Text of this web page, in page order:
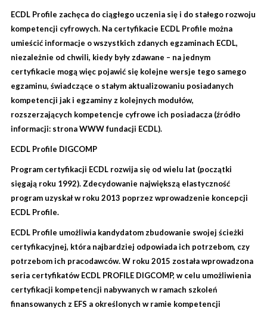
ECDL Profile zachęca do ciągłego uczenia się i do stałego rozwoju
kompetencji cyfrowych. Na certyfikacie ECDL Profile można
umieścić informacje o wszystkich zdanych egzaminach ECDL,
niezależnie od chwili, kiedy były zdawane – na jednym
certyfikacie mogą więc pojawić się kolejne wersje tego samego
egzaminu, świadczące o stałym aktualizowaniu posiadanych
kompetencji jak i egzaminy z kolejnych modułów,
rozszerzających kompetencje cyfrowe ich posiadacza (źródło
informacji: strona WWW fundacji ECDL).
ECDL Profile DIGCOMP
Program certyfikacji ECDL rozwija się od wielu lat (początki
sięgają roku 1992). Zdecydowanie największą elastyczność
program uzyskał w roku 2013 poprzez wprowadzenie koncepcji
ECDL Profile.
ECDL Profile umożliwia kandydatom zbudowanie swojej ścieżki
certyfikacyjnej, która najbardziej odpowiada ich potrzebom, czy
potrzebom ich pracodawców. W roku 2015 została wprowadzona
seria certyfikatów ECDL PROFILE DIGCOMP, w celu umożliwienia
certyfikacji kompetencji nabywanych w ramach szkoleń
finansowanych z EFS a określonych w ramie kompetencji